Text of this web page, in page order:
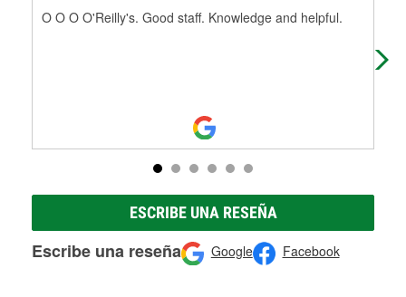
O O O O'Reilly's. Good staff. Knowledge and helpful.
ESCRIBE UNA RESEÑA
Escribe una reseña Google Facebook